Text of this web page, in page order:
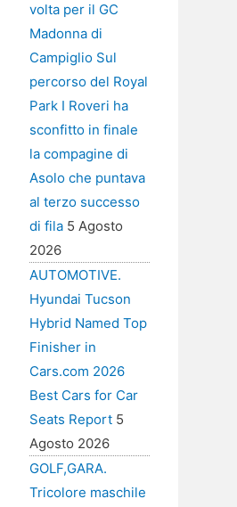
volta per il GC
Madonna di
Campiglio Sul
percorso del Royal
Park I Roveri ha
sconfitto in finale
la compagine di
Asolo che puntava
al terzo successo
di fila 5 Agosto
2026
AUTOMOTIVE.
Hyundai Tucson
Hybrid Named Top
Finisher in
Cars.com 2026
Best Cars for Car
Seats Report 5
Agosto 2026
GOLF,GARA.
Tricolore maschile